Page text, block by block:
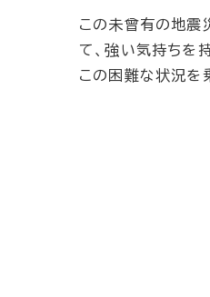
この未曾有の地震
て、強い気持ちを
この困難な状況を